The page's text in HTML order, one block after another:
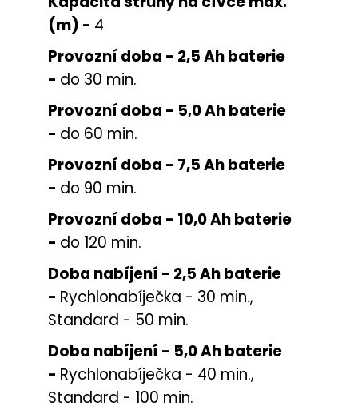
(m) - 4
Provozní doba - 2,5 Ah baterie
- do 30 min.
Provozní doba - 5,0 Ah baterie
- do 60 min.
Provozní doba - 7,5 Ah baterie
- do 90 min.
Provozní doba - 10,0 Ah baterie
- do 120 min.
Doba nabíjení - 2,5 Ah baterie
- Rychlonabíječka - 30 min.,
Standard - 50 min.
Doba nabíjení - 5,0 Ah baterie
- Rychlonabíječka - 40 min.,
Standard - 100 min.